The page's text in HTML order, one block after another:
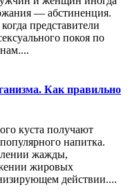
— абстиненция.
представители
покоя по
Как правильно
куста получают
напитка.
жажды,
жировых
действии....